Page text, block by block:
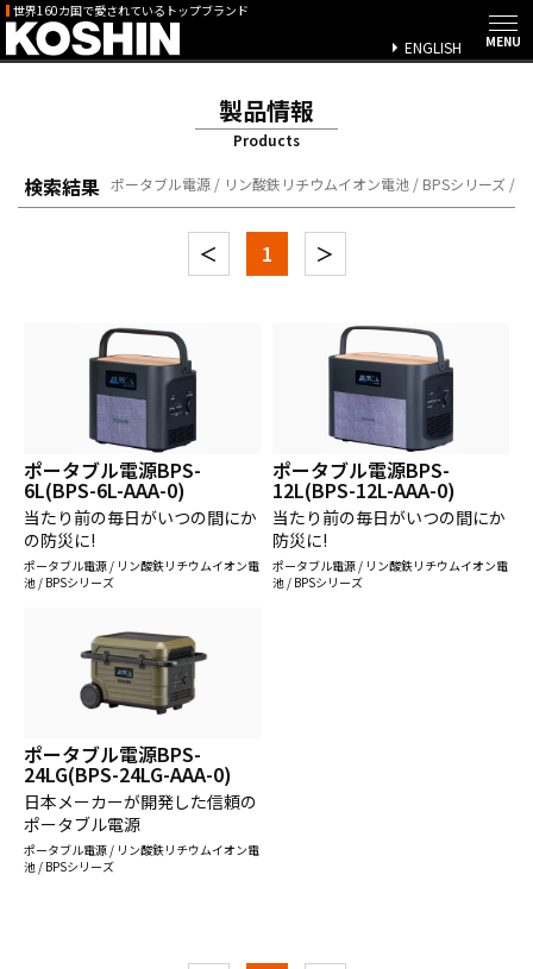
世界160カ国で愛されているトップブランド
ENGLISH
製品情報
Products
ポータブル電源 / リン酸鉄リチウムイオン電池 / BPSシリーズ /
検索結果
＜ 1 ＞
ポータブル電源BPS-
6L(BPS-6L-AAA-0)
当たり前の毎日がいつの間にか
の防災に!
ポータブル電源 / リン酸鉄リチウムイオン電
池 / BPSシリーズ
ポータブル電源BPS-
12L(BPS-12L-AAA-0)
当たり前の毎日がいつの間にか
防災に!
ポータブル電源 / リン酸鉄リチウムイオン電
池 / BPSシリーズ
ポータブル電源BPS-
24LG(BPS-24LG-AAA-0)
日本メーカーが開発した信頼の
ポータブル電源
ポータブル電源 / リン酸鉄リチウムイオン電
池 / BPSシリーズ